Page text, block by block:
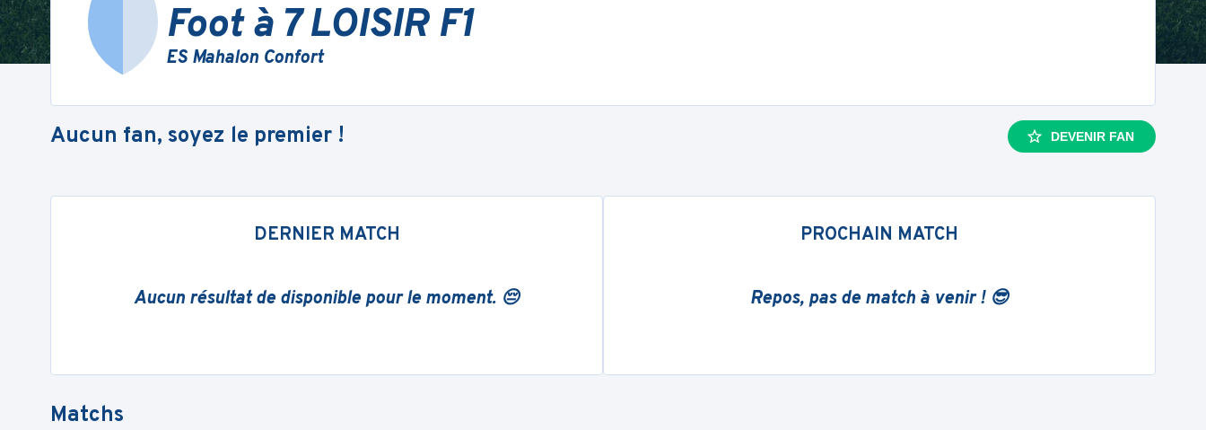
Foot à 7 LOISIR F1
ES Mahalon Confort
Aucun fan, soyez le premier ! DEVENIR FAN
DERNIER MATCH
Aucun résultat de disponible pour le moment. 😔
PROCHAIN MATCH
Repos, pas de match à venir ! 😎
Matchs